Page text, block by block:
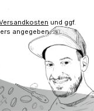
und ggf.
angegeben.